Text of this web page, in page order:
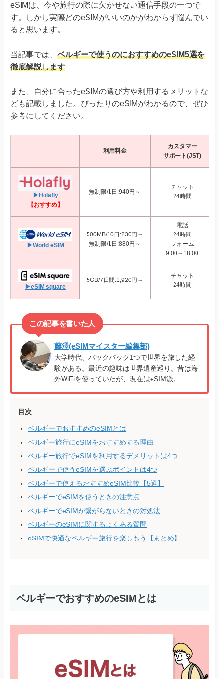
eSIMは、今や旅行の際に欠かせない通信手段の一つで
す。しかし実際どのeSIMがいいのかがわからず悩んでい
ると思います。
当記事では、 ベルギーで使うのにおすすめのeSIM5選を
徹底解説します。
また、自分に合ったeSIMの選び方や利用するメリットな
ども記載しました。ぴったりのeSIMがわかるので、ぜひ
参考にしてください。
利用料金
カスタマー
サポート(JST)
▶Holafly
【おすすめ】
無制限/1日:940円～
チャット
24時間
▶World eSIM
500MB/10日:230円～
無制限/1日:880円～
電話
24時間
フォーム
9:00～18:00
▶eSIM square
5GB/7日間:1,920円～
チャット
24時間
藤澤(eSIMマイスター編集部)
大学時代、バックパック1つで世界を旅した経
験がある。最近の趣味は世界遺産巡り。昔は海
外WiFiを使っていたが、現在はeSIM派。
目次
ベルギーでおすすめのeSIMとは
ベルギー旅行にeSIMをおすすめする理由
ベルギー旅行でeSIMを利用するデメリットは4つ
ベルギーで使うeSIMを選ぶポイントは4つ
ベルギーで使えるおすすめeSIM比較【5選】
ベルギーでeSIMを使うときの注意点
ベルギーでeSIMが繋がらないときの対処法
ベルギーのeSIMに関するよくある質問
eSIMで快適なベルギー旅行を楽しもう【まとめ】
ベルギーでおすすめのeSIMとは